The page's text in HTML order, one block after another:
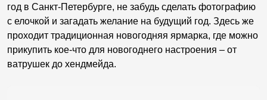
год в Санкт-Петербурге, не забудь сделать фотографию
с елочкой и загадать желание на будущий год. Здесь же
проходит традиционная новогодняя ярмарка, где можно
прикупить кое-что для новогоднего настроения – от
ватрушек до хендмейда.